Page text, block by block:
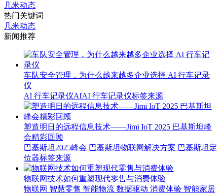
几米动态
热门关键词
几米动态
新闻推荐
车队安全管理，为什么越来越多企业选择 AI 行车记录
仪
AI 行车记录仪AIAI 行车记录仪标签来源
塑造明日的远程信息技术——Jimi IoT 2025 巴基斯坦峰
会精彩回顾
巴基斯坦2025峰会 巴基斯坦物联网解决方案 巴基斯坦定
位器标签来源
物联网技术如何重塑现代零售与消费体验
物联网 智慧零售 智能物流 数据驱动 消费体验 智能家居